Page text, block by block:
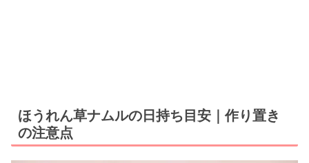
ほうれん草ナムルの日持ち目安｜作り置き
の注意点